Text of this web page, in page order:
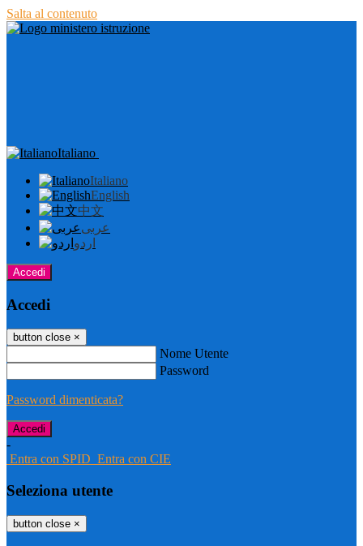
Salta al contenuto
Italiano
Italiano
English
中文
عربى
اردو
Accedi
Accedi
button close ×
Nome Utente
Password
Password dimenticata?
-
Entra con SPID Entra con CIE
Seleziona utente
button close ×